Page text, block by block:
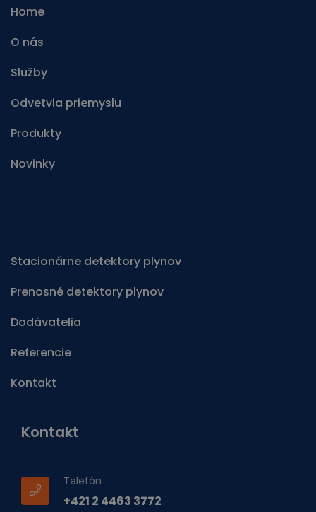
Home
O nás
Služby
Odvetvia priemyslu
Produkty
Novinky
Stacionárne detektory plynov
Prenosné detektory plynov
Dodávatelia
Referencie
Kontakt
Kontakt
Telefón
+421 2 4463 3772